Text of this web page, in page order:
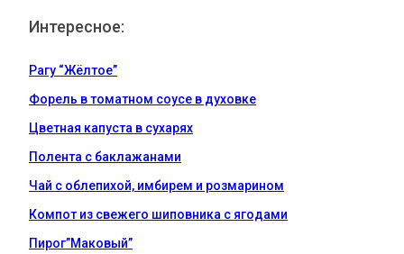
Интересное:
Рагу “Жёлтое”
Форель в томатном соусе в духовке
Цветная капуста в сухарях
Полента с баклажанами
Чай с облепихой, имбирем и розмарином
Компот из свежего шиповника с ягодами
Пирог”Маковый”